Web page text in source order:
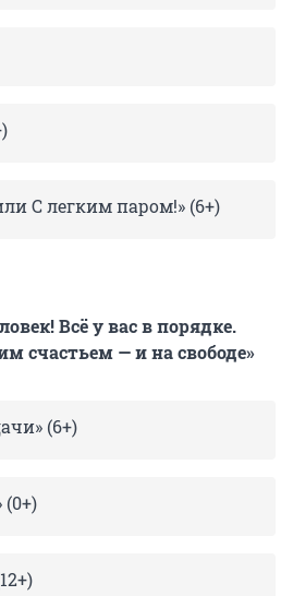
С легким паром!» (6+)
Всё у вас в порядке.
счастьем — и на свободе»
(6+)
(0+)